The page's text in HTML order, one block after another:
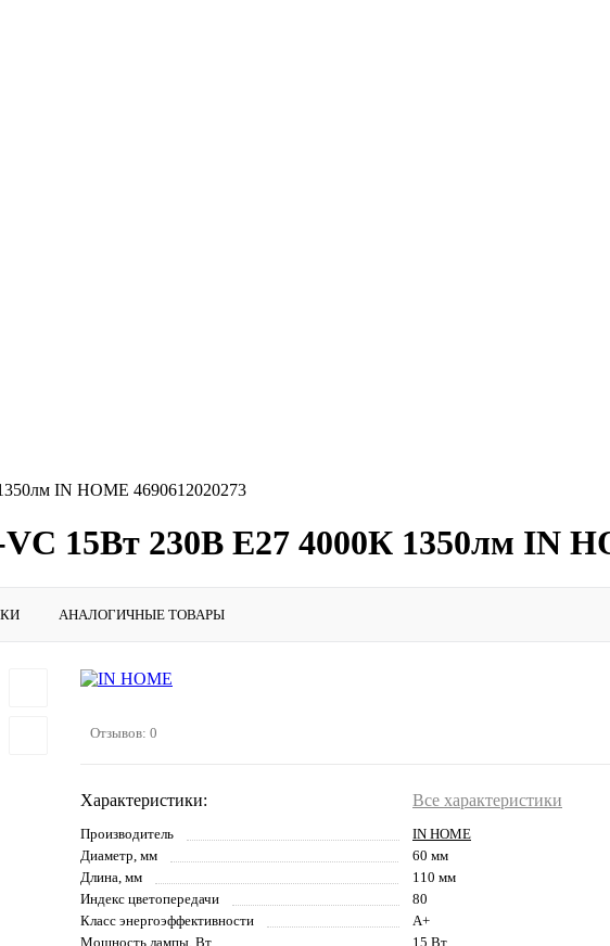
IN HOME 4690612020273
15Вт 230В E27 4000К 1350лм IN
АНАЛОГИЧНЫЕ ТОВАРЫ
Отзывов: 0
Характеристики: Все характеристики
Производитель
IN HOME
Диаметр, мм
60 мм
Длина, мм
110 мм
Индекс цветопередачи
80
Класс энергоэффективности
A+
Мощность лампы, Вт
15 Вт